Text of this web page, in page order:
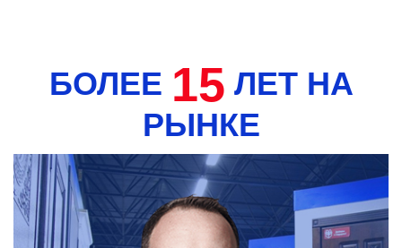
БОЛЕЕ 15 ЛЕТ НА
РЫНКЕ